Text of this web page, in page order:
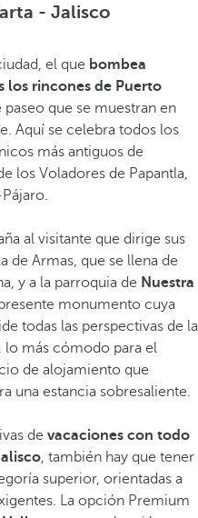
- Jalisco
el que bombea
los rincones de Puerto
que se muestran en
Aquí se celebra todos los
más antiguos de
los Voladores de Papantla,
al visitante que dirige sus
de Armas, que se llena de
y a la parroquia de Nuestra
monumento cuya
todas las perspectivas de la
lo más cómodo para el
de alojamiento que
una estancia sobresaliente.
de vacaciones con todo
, también hay que tener
superior, orientadas a
La opción Premium